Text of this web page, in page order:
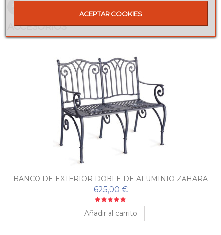
ACCESORIOS
BANCO DE EXTERIOR DOBLE DE ALUMINIO ZAHARA
625,00 €
Añadir al carrito
ACEPTAR COOKIES